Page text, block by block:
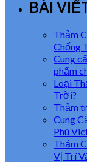
BÀI
Thảm
Chống
Cung
phẩm
Loại
Trời?
Thảm
Cung
Phú
Thảm
Vị Trí